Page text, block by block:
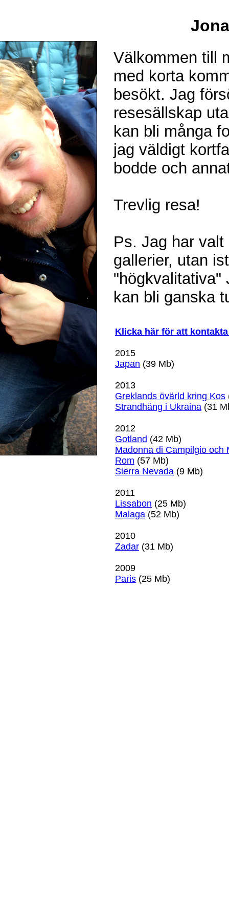
Välkommen till
med korta
besökt. Jag
resesällskap
kan bli många
jag väldigt
bodde och
Trevlig resa!
Ps. Jag har
gallerier, utan
"högkvalitativa"
kan bli ganska
Klicka här för att
2015
Japan (39 Mb)
2013
Greklands övärld kring Kos
Strandhäng i Ukraina (31
2012
Gotland (42 Mb)
Madonna di Campilgio och
Rom (57 Mb)
Sierra Nevada (9 Mb)
2011
Lissabon (25 Mb)
Malaga (52 Mb)
2010
Zadar (31 Mb)
2009
Paris (25 Mb)